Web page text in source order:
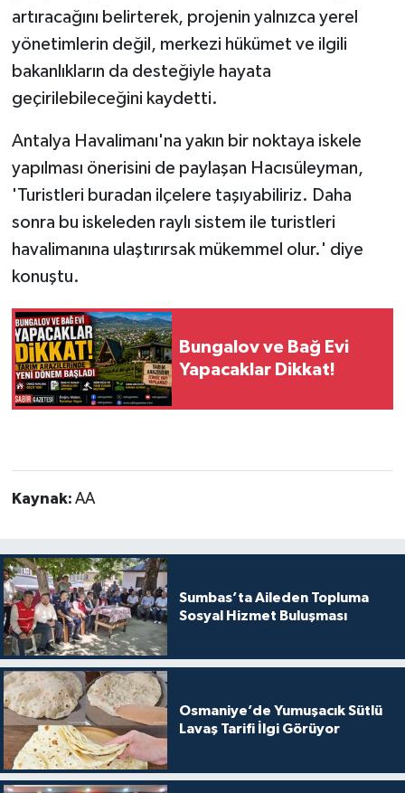
artıracağını belirterek, projenin yalnızca yerel
yönetimlerin değil, merkezi hükümet ve ilgili
bakanlıkların da desteğiyle hayata
geçirilebileceğini kaydetti.
Antalya Havalimanı'na yakın bir noktaya iskele
yapılması önerisini de paylaşan Hacısüleyman,
'Turistleri buradan ilçelere taşıyabiliriz. Daha
sonra bu iskeleden raylı sistem ile turistleri
havalimanına ulaştırırsak mükemmel olur.' diye
konuştu.
Bungalov ve Bağ Evi
Yapacaklar Dikkat!
Kaynak: AA
Sumbas’ta Aileden Topluma
Sosyal Hizmet Buluşması
Osmaniye’de Yumuşacık Sütlü
Lavaş Tarifi İlgi Görüyor